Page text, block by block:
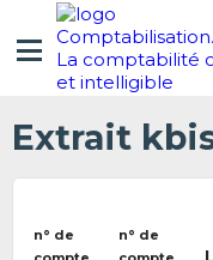
Extrait
n° de
n° de